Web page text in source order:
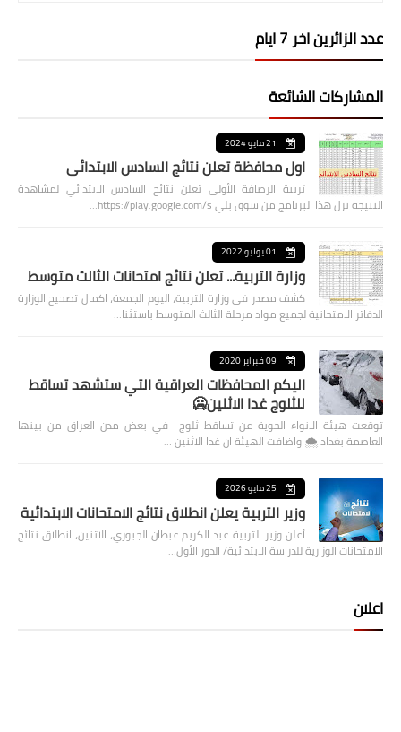
عدد الزائرين اخر 7 ايام
المشاركات الشائعة
21 مايو 2024
اول محافظة تعلن نتائج السادس الابتدائي
تربية الرصافة الأولى تعلن نتائج السادس الابتدائي لمشاهدة
النتيجة نزل هذا البرنامج من سوق بلي https://play.google.com/s…
01 يوليو 2022
وزارة التربية... تعلن نتائج امتحانات الثالث متوسط
كشف مصدر في وزارة التربية، اليوم الجمعة، اكمال تصحيح الوزارة
الدفاتر الامتحانية لجميع مواد مرحلة الثالث المتوسط باستثنا…
09 فبراير 2020
اليكم المحافظات العراقية التي ستشهد تساقط
للثلوج غدا الاثنين🥶
توقعت هيئة الانواء الجوية عن تساقط ثلوج في بعض مدن العراق من بينها
العاصمة بغداد ⁦🌨️⁩ واضافت الهيئة ان غدا الاثنين …
25 مايو 2026
وزير التربية يعلن انطلاق نتائج الامتحانات الابتدائية
أعلن وزير التربية عبد الكريم عبطان الجبوري، الاثنين، انطلاق نتائج
الامتحانات الوزارية للدراسة الابتدائية/ الدور الأول…
اعلان